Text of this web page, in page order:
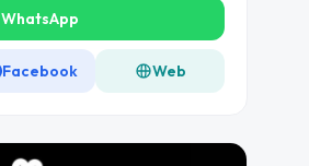
WhatsApp
Facebook Web